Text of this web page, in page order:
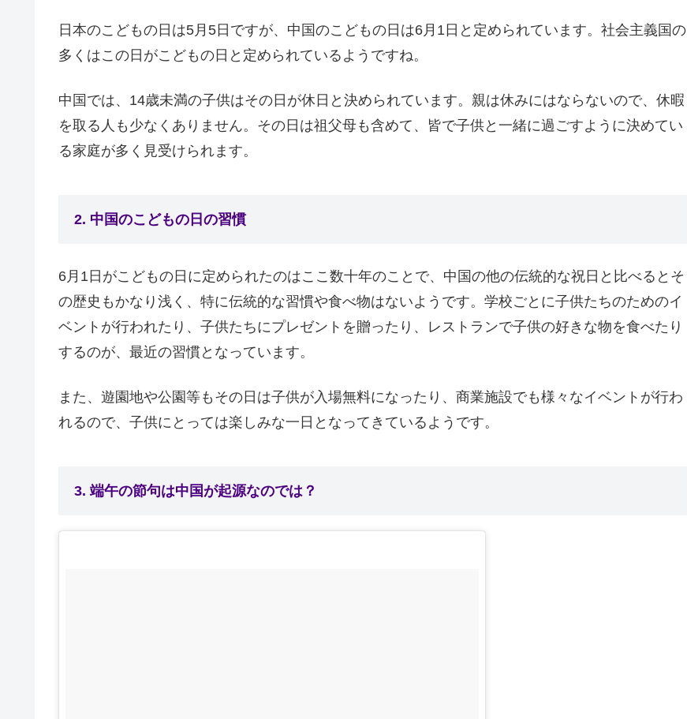
日本のこどもの日は5月5日ですが、中国のこどもの日は6月1日と定められています。社会主義国の
多くはこの日がこどもの日と定められているようですね。
中国では、14歳未満の子供はその日が休日と決められています。親は休みにはならないので、休暇
を取る人も少なくありません。その日は祖父母も含めて、皆で子供と一緒に過ごすように決めてい
る家庭が多く見受けられます。
2. 中国のこどもの日の習慣
6月1日がこどもの日に定められたのはここ数十年のことで、中国の他の伝統的な祝日と比べるとそ
の歴史もかなり浅く、特に伝統的な習慣や食べ物はないようです。学校ごとに子供たちのためのイ
ベントが行われたり、子供たちにプレゼントを贈ったり、レストランで子供の好きな物を食べたり
するのが、最近の習慣となっています。
また、遊園地や公園等もその日は子供が入場無料になったり、商業施設でも様々なイベントが行わ
れるので、子供にとっては楽しみな一日となってきているようです。
3. 端午の節句は中国が起源なのでは？